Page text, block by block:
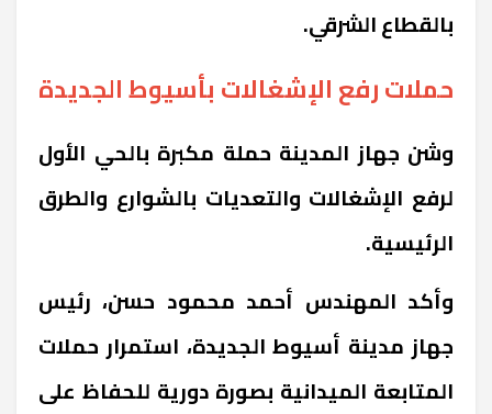
بالقطاع الشرقي.
حملات رفع الإشغالات بأسيوط الجديدة
وشن جهاز المدينة حملة مكبرة بالحي الأول
لرفع الإشغالات والتعديات بالشوارع والطرق
الرئيسية.
وأكد المهندس أحمد محمود حسن، رئيس
جهاز مدينة أسيوط الجديدة، استمرار حملات
المتابعة الميدانية بصورة دورية للحفاظ على